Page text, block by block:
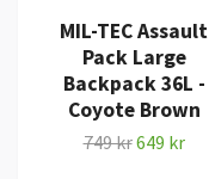
MIL-TEC Assault
Pack Large
Backpack 36L -
Coyote Brown
749 kr649 kr